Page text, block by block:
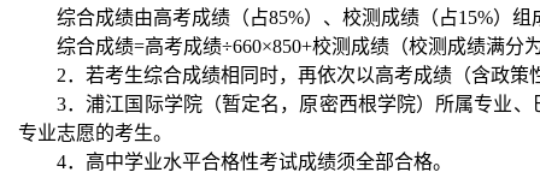
综合成绩由高考成绩（占85%）、校测成绩（占15%）组
综合成绩=高考成绩÷660×850+校测成绩（校测成绩满分
2．若考生综合成绩相同时，再依次以高考成绩（含政
3．浦江国际学院（暂定名，原密西根学院）所属专业
专业志愿的考生。
4．高中学业水平合格性考试成绩须全部合格。